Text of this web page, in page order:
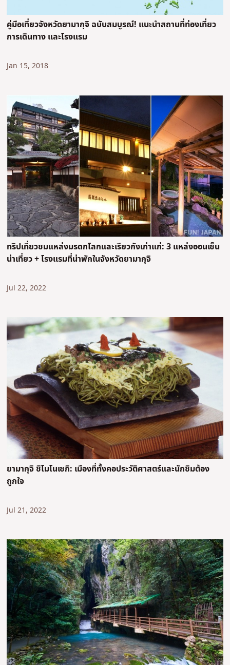
คู่มือเที่ยวจังหวัดยามากุจิ ฉบับสมบูรณ์! แนะนำสถานที่ท่องเที่ยว
การเดินทาง และโรงแรม
Jan 15, 2018
ทริปเที่ยวชมแหล่งมรดกโลกและเรียวกังเก่าแก่: 3 แหล่งออนเซ็น
น่าเที่ยว + โรงแรมที่น่าพักในจังหวัดยามากุจิ
Jul 22, 2022
ยามากุจิ ชิโมโนเซกิ: เมืองที่ทั้งคอประวัติศาสตร์และนักชิมต้อง
ถูกใจ
Jul 21, 2022